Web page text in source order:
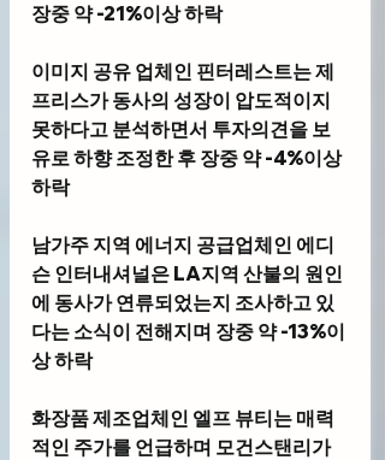
장중 약 -21%이상 하락
이미지 공유 업체인 핀터레스트는 제
프리스가 동사의 성장이 압도적이지
못하다고 분석하면서 투자의견을 보
유로 하향 조정한 후 장중 약 -4%이상
하락
남가주 지역 에너지 공급업체인 에디
슨 인터내셔널은 LA지역 산불의 원인
에 동사가 연류되었는지 조사하고 있
다는 소식이 전해지며 장중 약 -13%이
상 하락
화장품 제조업체인 엘프 뷰티는 매력
적인 주가를 언급하며 모건스탠리가